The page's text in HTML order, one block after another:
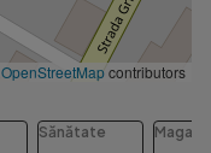
OpenStreetMapcontributors
Sănătate